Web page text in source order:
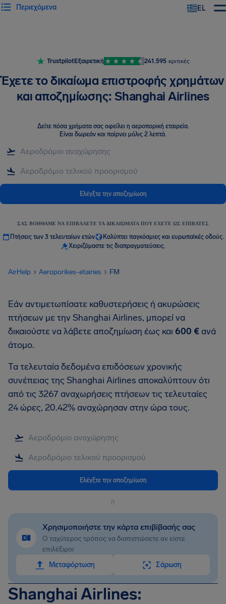
EL
Περιεχόμενα
TrustpilotΕξαιρετική 241.595 κριτικές
Έχετε το δικαίωμα επιστροφής χρημάτων
και αποζημίωσης: Shanghai Airlines
Δείτε πόσα χρήματα σας οφείλει η αεροπορική εταιρεία.
Είναι δωρεάν και παίρνει μόλις 2 λεπτά.
Ελέγξτε την αποζημίωση
ΣΑΣ ΒΟΗΘΆΜΕ ΝΑ ΕΠΙΒΆΛΕΤΕ ΤΑ ΔΙΚΑΙΏΜΑΤΑ ΠΟΥ ΈΧΕΤΕ ΩΣ ΕΠΙΒΆΤΕΣ
Πτήσεις των 3 τελευταίων ετών
Καλύπτει παγκόσμιες και ευρωπαϊκές οδούς.
Χειριζόμαστε τις διαπραγματεύσεις.
AirHelp Aeroporikes-etairies FM
Εάν αντιμετωπίσατε καθυστερήσεις ή ακυρώσεις
πτήσεων με την Shanghai Airlines, μπορεί να
δικαιούστε να λάβετε αποζημίωση έως και 600 €ανά
άτομο.
Τα τελευταία δεδομένα επιδόσεων χρονικής
συνέπειας της Shanghai Airlines αποκαλύπτουν ότι
από τις 3267 αναχωρήσεις πτήσεων τις τελευταίες
24 ώρες, 20.42% αναχώρησαν στην ώρα τους.
Ελέγξτε την αποζημίωση
ή
Χρησιμοποιήστε την κάρτα επιβίβασής σας
Ο ταχύτερος τρόπος να διαπιστώσετε αν είστε
επιλέξιμοι
Mεταφόρτωση
Σάρωση
Shanghai Airlines: